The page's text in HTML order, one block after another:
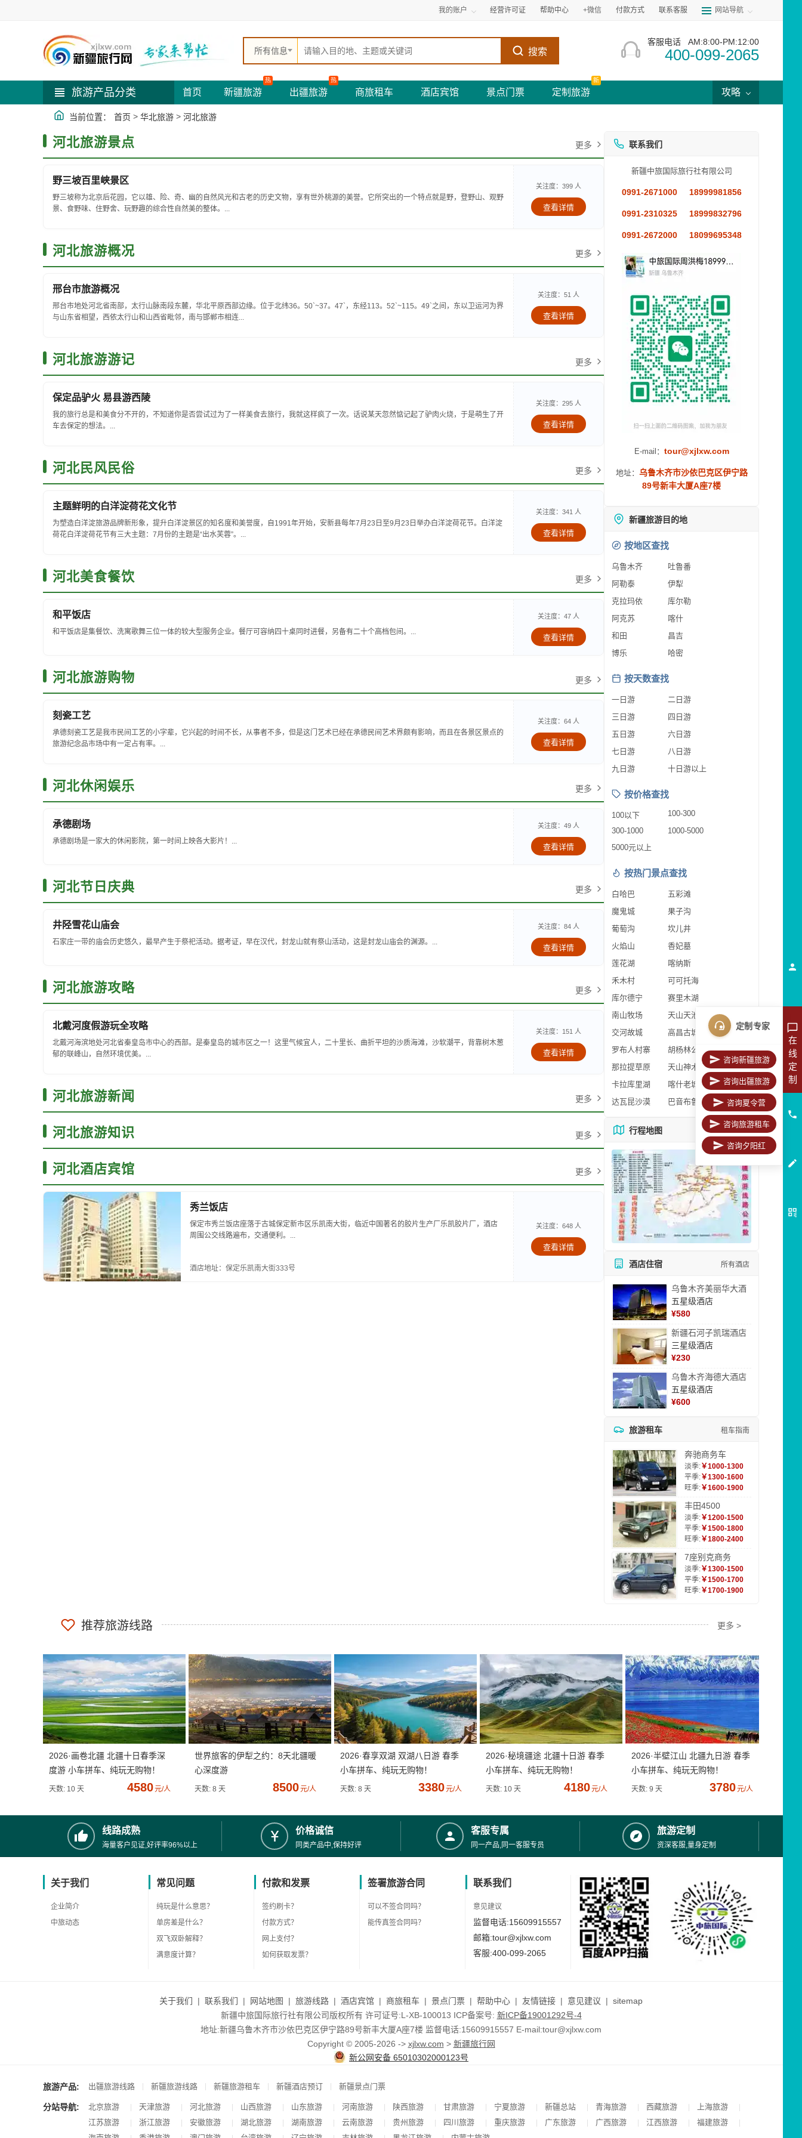
我的账户 经营许可证 帮助中心 +微信 付款方式 联系客服 网站导航
所有信息 搜索
客服电话 AM:8:00-PM:12:00
400-099-2065
旅游产品分类 首页 新疆旅游
热
出疆旅游
热
商旅租车 酒店宾馆 景点门票 定制旅游
新
攻略
当前位置： 首页 > 华北旅游 > 河北旅游
河北旅游景点 更多
野三坡百里峡景区
野三坡称为北京后花园，它以雄、险、奇、幽的自然风光和古老的历史文物，享有世外桃源的美誉。它所突出的一个特点就是野，登野山、观野
景、食野味、住野舍、玩野趣的综合性自然美的整体。...
关注度：399 人
查看详情
河北旅游概况 更多
邢台市旅游概况
邢台市地处河北省南部，太行山脉南段东麓，华北平原西部边缘。位于北纬36。50`~37。47`，东经113。52`~115。49`之间，东以卫运河为界
与山东省相望，西依太行山和山西省毗邻，南与邯郸市相连...
关注度：51 人
查看详情
河北旅游游记 更多
保定品驴火 易县游西陵
我的旅行总是和美食分不开的，不知道你是否尝试过为了一样美食去旅行，我就这样疯了一次。话说某天忽然惦记起了驴肉火烧，于是萌生了开
车去保定的想法。...
关注度：295 人
查看详情
河北民风民俗 更多
主题鲜明的白洋淀荷花文化节
为塑造白洋淀旅游品牌新形象，提升白洋淀景区的知名度和美誉度，自1991年开始，安新县每年7月23日至9月23日举办白洋淀荷花节。白洋淀
荷花白洋淀荷花节有三大主题：7月份的主题是“出水芙蓉”。...
关注度：341 人
查看详情
河北美食餐饮 更多
和平饭店
和平饭店是集餐饮、洗寓歌舞三位一体的较大型服务企业。餐厅可容纳四十桌同时进餐，另备有二十个高档包间。...
关注度：47 人
查看详情
河北旅游购物 更多
刻瓷工艺
承德刻瓷工艺是我市民间工艺的小字辈，它兴起的时间不长，从事者不多，但是这门艺术已经在承德民间艺术界颇有影响，而且在各景区景点的
旅游纪念品市场中有一定占有率。...
关注度：64 人
查看详情
河北休闲娱乐 更多
承德剧场
承德剧场是一家大的休闲影院，第一时间上映各大影片！...
关注度：49 人
查看详情
河北节日庆典 更多
井陉雪花山庙会
石家庄一带的庙会历史悠久，最早产生于祭祀活动。据考证，早在汉代，封龙山就有祭山活动，这是封龙山庙会的渊源。...
关注度：84 人
查看详情
河北旅游攻略 更多
北戴河度假游玩全攻略
北戴河海滨地处河北省秦皇岛市中心的西部。是秦皇岛的城市区之一！这里气候宜人，二十里长、曲折平坦的沙质海滩，沙软潮平，背靠树木葱
郁的联峰山，自然环境优美。...
关注度：151 人
查看详情
河北旅游新闻 更多
河北旅游知识 更多
河北酒店宾馆 更多
秀兰饭店
保定市秀兰饭店座落于古城保定新市区乐凯南大街，临近中国著名的胶片生产厂乐凯胶片厂，酒店
周围公交线路遍布，交通便利。...
酒店地址：保定乐凯南大街333号
关注度：648 人
查看详情
联系我们
新疆中旅国际旅行社有限公司
0991-2671000 18999981856
0991-2310325 18999832796
0991-2672000 18099695348
E-mail： tour@xjlxw.com
地址： 乌鲁木齐市沙依巴克区伊宁路
89号新丰大厦A座7楼
新疆旅游目的地
按地区查找
乌鲁木齐
吐鲁番
阿勒泰
伊犁
克拉玛依
库尔勒
阿克苏
喀什
和田
昌吉
博乐
哈密
按天数查找
一日游
二日游
三日游
四日游
五日游
六日游
七日游
八日游
九日游
十日游以上
按价格查找
100以下
100-300
300-1000
1000-5000
5000元以上
按热门景点查找
白哈巴
五彩滩
魔鬼城
果子沟
葡萄沟
坎儿井
火焰山
香妃墓
莲花湖
喀纳斯
禾木村
可可托海
库尔德宁
赛里木湖
南山牧场
天山天池
交河故城
高昌古城
罗布人村寨
胡杨林公园
那拉提草原
天山神木园
卡拉库里湖
喀什老城区
达瓦昆沙漠
巴音布鲁克
行程地图 更多地图
酒店住宿 所有酒店
乌鲁木齐美丽华大酒
五星级酒店
¥580
新疆石河子凯瑞酒店
三星级酒店
¥230
乌鲁木齐海德大酒店
五星级酒店
¥600
旅游租车 租车指南
奔驰商务车
淡季:￥1000-1300
平季:￥1300-1600
旺季:￥1600-1900
丰田4500
淡季:￥1200-1500
平季:￥1500-1800
旺季:￥1800-2400
7座别克商务
淡季:￥1300-1500
平季:￥1500-1700
旺季:￥1700-1900
推荐旅游线路 更多 >
2026·画卷北疆 北疆十日春季深
度游 小车拼车、纯玩无购物！
天数: 10 天 4580元/人
世界旅客的伊犁之约：8天北疆暖
心深度游
天数: 8 天 8500元/人
2026·春享双湖 双湖八日游 春季
小车拼车、纯玩无购物！
天数: 8 天 3380元/人
2026·秘境疆途 北疆十日游 春季
小车拼车、纯玩无购物！
天数: 10 天 4180元/人
2026·半壁江山 北疆九日游 春季
小车拼车、纯玩无购物！
天数: 9 天 3780元/人
线路成熟
海量客户见证,好评率96%以上
价格诚信
同类产品中,保持好评
客服专属
同一产品,同一客服专员
旅游定制
资深客服,量身定制
关于我们
企业简介
中旅动态
常见问题
纯玩是什么意思？
单房差是什么？
双飞双卧解释？
满意度计算？
付款和发票
签约刷卡？
付款方式？
网上支付？
如何获取发票？
签署旅游合同
可以不签合同吗？
能传真签合同吗？
联系我们
意见建议
监督电话:15609915557
邮箱:tour@xjlxw.com
客服:400-099-2065
关于我们 | 联系我们 | 网站地图 | 旅游线路 | 酒店宾馆 | 商旅租车 | 景点门票 | 帮助中心 | 友情链接 | 意见建议 | sitemap
新疆中旅国际旅行社有限公司版权所有 许可证号:L-XB-100013 ICP备案号: 新ICP备19001292号-4
地址:新疆乌鲁木齐市沙依巴克区伊宁路89号新丰大厦A座7楼 监督电话:15609915557 E-mail:tour@xjlxw.com
Copyright © 2005-2026 -> xjlxw.com > 新疆旅行网
新公网安备 65010302000123号
旅游产品: 出疆旅游线路 | 新疆旅游线路 | 新疆旅游租车 | 新疆酒店预订 | 新疆景点门票
分站导航: 北京旅游 | 天津旅游 | 河北旅游 | 山西旅游 | 山东旅游 | 河南旅游 | 陕西旅游 | 甘肃旅游 | 宁夏旅游 | 新疆总站 | 青海旅游 | 西藏旅游 | 上海旅游 |
江苏旅游 | 浙江旅游 | 安徽旅游 | 湖北旅游 | 湖南旅游 | 云南旅游 | 贵州旅游 | 四川旅游 | 重庆旅游 | 广东旅游 | 广西旅游 | 江西旅游 | 福建旅游 |
在
线
定
制
定制专家
咨询新疆旅游
咨询出疆旅游
咨询夏令营
咨询旅游租车
咨询夕阳红